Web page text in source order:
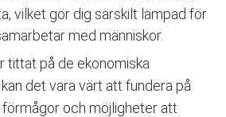
vilket gör dig särskilt lämpad för
med människor.
tittat på de ekonomiska
det vara värt att fundera på
och möjligheter att